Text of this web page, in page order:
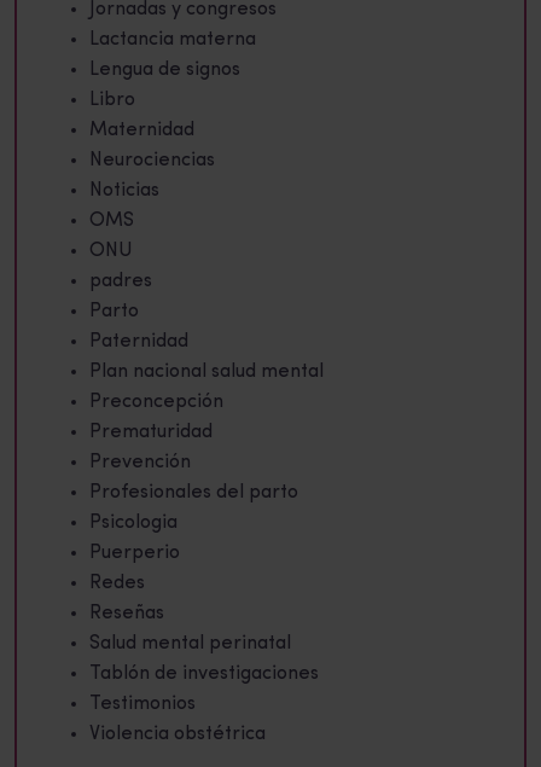
Jornadas y congresos
Lactancia materna
Lengua de signos
Libro
Maternidad
Neurociencias
Noticias
OMS
ONU
padres
Parto
Paternidad
Plan nacional salud mental
Preconcepción
Prematuridad
Prevención
Profesionales del parto
Psicologia
Puerperio
Redes
Reseñas
Salud mental perinatal
Tablón de investigaciones
Testimonios
Violencia obstétrica